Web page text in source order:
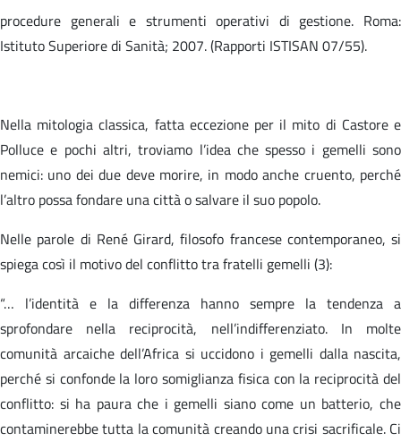
procedure generali e strumenti operativi di gestione. Roma:
Istituto Superiore di Sanità; 2007. (Rapporti ISTISAN 07/55).​
Nella mitologia classica, fatta eccezione per il mito di Castore e
Polluce e pochi altri, troviamo l’idea che spesso i gemelli sono
nemici: uno dei due deve morire, in modo anche cruento, perché
l’altro possa fondare una città o salvare il suo popolo.
Nelle parole di René Girard, filosofo francese contemporaneo, si
spiega così il motivo del conflitto tra fratelli gemelli (3):
“… l’identità e la differenza hanno sempre la tendenza a
sprofondare nella reciprocità, nell’indifferenziato. In molte
comunità arcaiche dell’Africa si uccidono i gemelli dalla nascita,
perché si confonde la loro somiglianza fisica con la reciprocità del
conflitto: si ha paura che i gemelli siano come un batterio, che
contaminerebbe tutta la comunità creando una crisi sacrificale. Ci